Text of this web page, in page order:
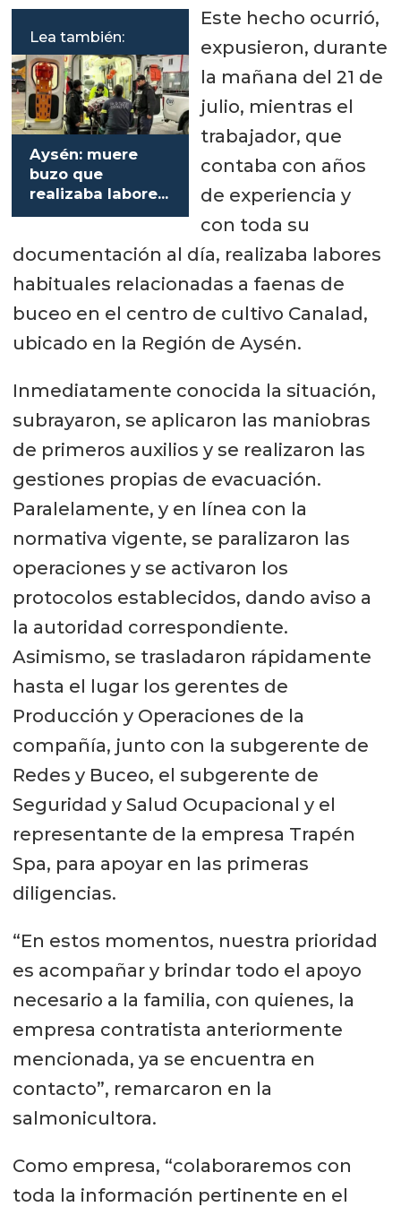
Lea también:
Aysén: muere
buzo que
realizaba labores
en centro de
salmones
Este hecho ocurrió,
expusieron, durante
la mañana del 21 de
julio, mientras el
trabajador, que
contaba con años
de experiencia y
con toda su
documentación al día, realizaba labores
habituales relacionadas a faenas de
buceo en el centro de cultivo Canalad,
ubicado en la Región de Aysén.
Inmediatamente conocida la situación,
subrayaron, se aplicaron las maniobras
de primeros auxilios y se realizaron las
gestiones propias de evacuación.
Paralelamente, y en línea con la
normativa vigente, se paralizaron las
operaciones y se activaron los
protocolos establecidos, dando aviso a
la autoridad correspondiente.
Asimismo, se trasladaron rápidamente
hasta el lugar los gerentes de
Producción y Operaciones de la
compañía, junto con la subgerente de
Redes y Buceo, el subgerente de
Seguridad y Salud Ocupacional y el
representante de la empresa Trapén
Spa, para apoyar en las primeras
diligencias.
“En estos momentos, nuestra prioridad
es acompañar y brindar todo el apoyo
necesario a la familia, con quienes, la
empresa contratista anteriormente
mencionada, ya se encuentra en
contacto”, remarcaron en la
salmonicultora.
Como empresa, “colaboraremos con
toda la información pertinente en el